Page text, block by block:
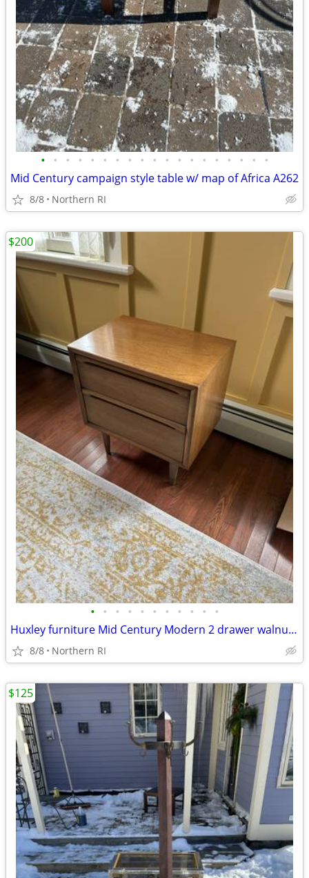
• • • • • • • • • • • • • • • • • • •
Mid Century campaign style table w/ map of Africa A262
8/8 Northern RI
• • • • • • • • • • •
Huxley furniture Mid Century Modern 2 drawer walnut nightstand A112
8/8 Northern RI
$200
$125